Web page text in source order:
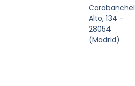
Carabanchel
Alto, 134 -
28054
(Madrid)